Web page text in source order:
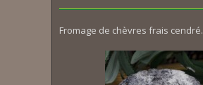
Fromage de chèvres frais cendré.